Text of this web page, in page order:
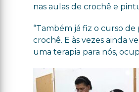
nas aulas de crochê e
“Também já fiz o curso
crochê. E às vezes ainda
uma terapia para nós,